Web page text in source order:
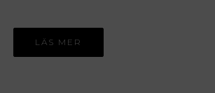
pommes är en självklarhet för
LÄS MER